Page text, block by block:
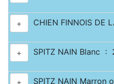
+ CHIEN FINNOIS DE
+ SPITZ NAIN Blanc :
+ SPITZ NAIN Marron